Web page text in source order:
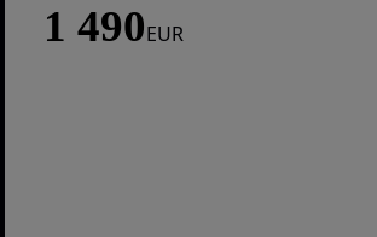
1 490EUR